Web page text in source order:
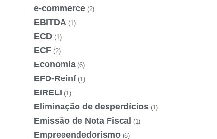
e-commerce (2)
EBITDA (1)
ECD (1)
ECF (2)
Economia (6)
EFD-Reinf (1)
EIRELI (1)
Eliminação de desperdícios (1)
Emissão de Nota Fiscal (1)
Empreeendedorismo (6)